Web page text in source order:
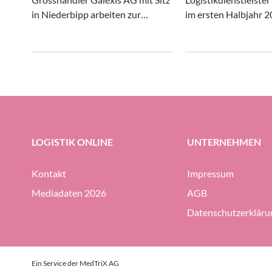
in Niederbipp arbeiten zur
im ersten Halbjahr
halten.
LOGISTIK ONLINE
Kontakt
Mediadaten 2026
UNTERNEHMEN
Impressum
AGB
Ein Service der MedTriX AG